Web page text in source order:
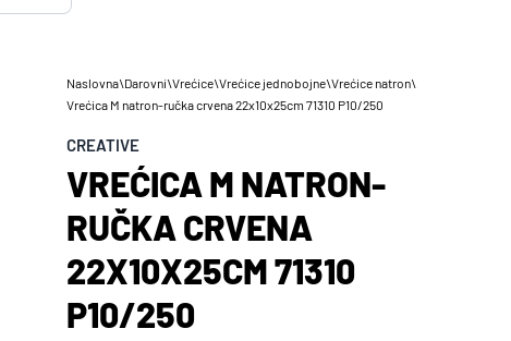
PRIJAVA POSTOJEĆIH KORISNIKA
korisničko
Zapamti me na ovom uređaju
Prijavite se
Naslovna\Darovni\Vrećice\Vrećice jednobojne\Vrećice natron\
Vrećica M natron-ručka crvena 22x10x25cm 71310 P10/250
CREATIVE
VREĆICA M NATRON-
RUČKA CRVENA
22X10X25CM 71310
P10/250